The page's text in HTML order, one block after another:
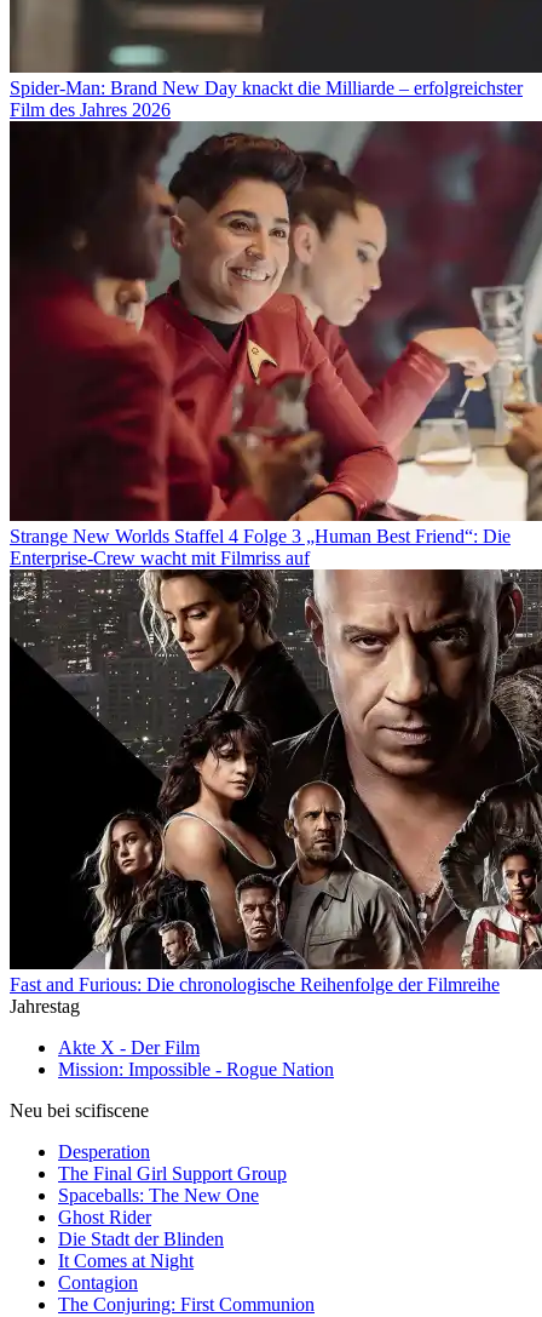
Spider-Man: Brand New Day knackt die Milliarde – erfolgreichster
Film des Jahres 2026
Strange New Worlds Staffel 4 Folge 3 „Human Best Friend“: Die
Enterprise-Crew wacht mit Filmriss auf
Fast and Furious: Die chronologische Reihenfolge der Filmreihe
Jahrestag
Akte X - Der Film
Mission: Impossible - Rogue Nation
Neu bei scifiscene
Desperation
The Final Girl Support Group
Spaceballs: The New One
Ghost Rider
Die Stadt der Blinden
It Comes at Night
Contagion
The Conjuring: First Communion